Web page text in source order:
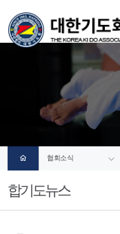
협회소식
합기도뉴스